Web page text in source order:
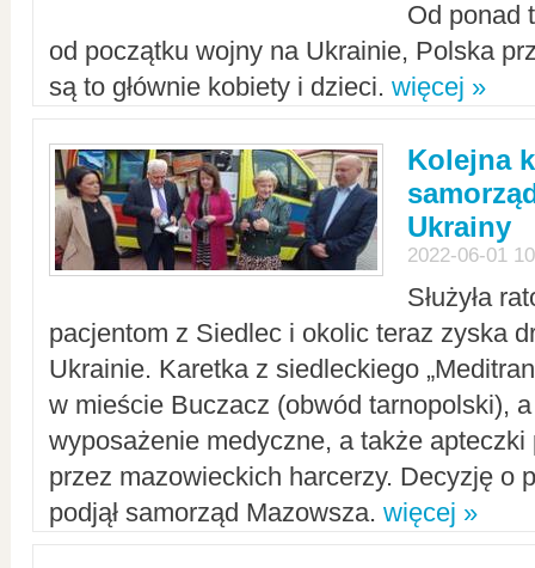
Od ponad
od początku wojny na Ukrainie, Polska
są to głównie kobiety i dzieci. więcej »
Kolejna
Ukrainy
2022-06-01
Służyła
pacjentom z Siedlec i okolic teraz zyska
Ukrainie. Karetka z siedleckiego
w mieście Buczacz (obwód tarnopolski),
wyposażenie medyczne, a także apteczki
przez mazowieckich harcerzy. Decyzję o
podjął samorząd Mazowsza. więcej »